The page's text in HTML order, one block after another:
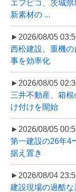
エフピコ、茨城
新素材の ...
►2026/08/05
西松建設、重機
事を効率化
►2026/08/05
三井不動産、箱
け付けを開始
►2026/08/05
第一建設の26年4
据え置き
►2026/08/04
建設現場の過酷